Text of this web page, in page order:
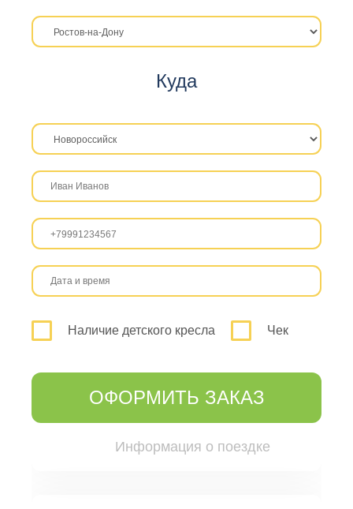
Куда
Наличие детского кресла Чек
ОФОРМИТЬ ЗАКАЗ
Информация о поездке